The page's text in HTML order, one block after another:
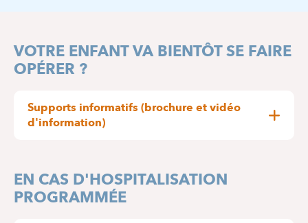
VOTRE ENFANT VA BIENTÔT SE FAIRE
OPÉRER ?
Supports informatifs (brochure et vidéo
d'information)
EN CAS D'HOSPITALISATION
PROGRAMMÉE